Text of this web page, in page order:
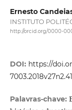
Ernesto
INSTITUTO
http://orcid.org/0000-
DOI: https://
Palavras-chave: